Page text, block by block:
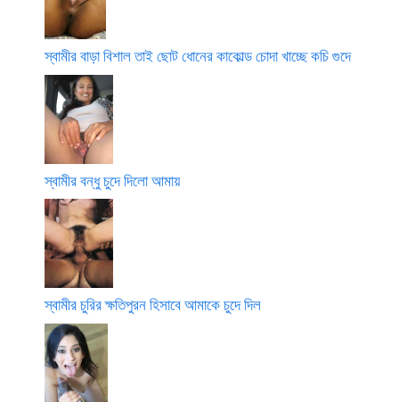
স্বামীর বাড়া বিশাল তাই ছোট ধোনের কাকোল্ড চোদা খাচ্ছে কচি গুদে
স্বামীর বন্ধু চুদে দিলো আমায়
স্বামীর চুরির ক্ষতিপুরন হিসাবে আমাকে চুদে দিল